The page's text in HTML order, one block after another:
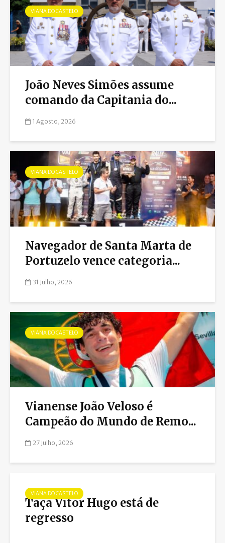
VIANA DO CASTELO
João Neves Simões assume
comando da Capitania do...
1 Agosto, 2026
VIANA DO CASTELO
Navegador de Santa Marta de
Portuzelo vence categoria...
31 Julho, 2026
VIANA DO CASTELO
Vianense João Veloso é
Campeão do Mundo de Remo...
27 Julho, 2026
VIANA DO CASTELO
Taça Vitor Hugo está de
regresso